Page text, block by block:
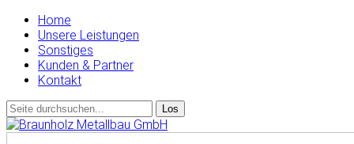
Home
Unsere Leistungen
Sonstiges
Kunden & Partner
Kontakt